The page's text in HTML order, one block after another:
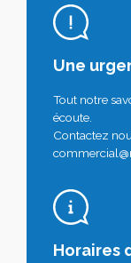
Une
Tout notre
écoute.
Contactez
Horaires